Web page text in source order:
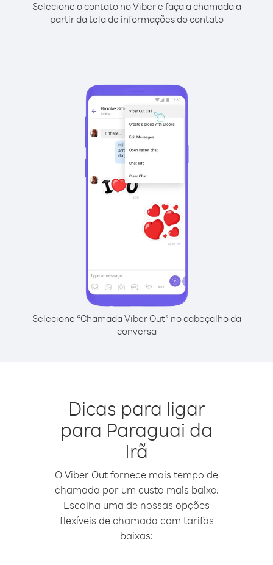
Selecione o contato no Viber e faça a chamada a
partir da tela de informações do contato
Selecione “Chamada Viber Out” no cabeçalho da
conversa
Dicas para ligar
para Paraguai da
Irã
O Viber Out fornece mais tempo de
chamada por um custo mais baixo.
Escolha uma de nossas opções
flexíveis de chamada com tarifas
baixas: